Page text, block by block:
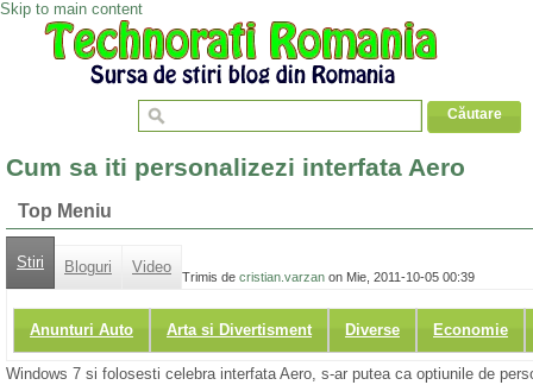
Skip to main content
Cum sa iti personalizezi interfata Aero
Top Meniu
Stiri Bloguri Video
Anunturi Auto Arta si Divertisment Diverse Economie
Trimis de cristian.varzan on Mie, 2011-10-05 00:39
Windows 7 si folosesti celebra interfata Aero, s-ar putea ca optiunile de